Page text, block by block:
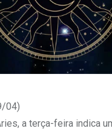
04)
a terça-feira indica